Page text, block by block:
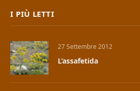
I PIÙ LETTI
27 Settembre 2012
L’assafetida